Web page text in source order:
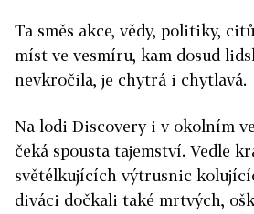
Ta směs akce, vědy, politiky,
míst ve vesmíru, kam dosud
nevkročila, je chytrá i chytlavá.
Na lodi Discovery i v okolním
čeká spousta tajemství. Vedle
světélkujících výtrusnic
diváci dočkali také mrtvých,